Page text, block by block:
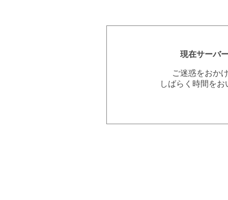
現在サーバ
ご迷惑をおか
しばらく時間を